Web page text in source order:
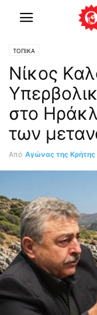
ΤΟΠΙΚΑ
Nίκος
στο
των
Από Αγώνας της Κρήτης